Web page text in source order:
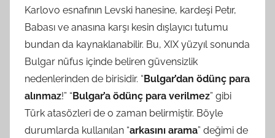
Karlovo esnafının Levski hanesine, kardeşi Petır,
Babası ve anasına karşı kesin dışlayıcı tutumu
bundan da kaynaklanabilir. Bu, XIX yüzyıl sonunda
Bulgar nüfus içinde beliren güvensizlik
nedenlerinden de birisidir. “ Bulgar’dan ödünç para
alınmaz!” “ Bulgar’a ödünç para verilmez” gibi
Türk atasözleri de o zaman belirmiştir. Böyle
durumlarda kullanılan “arkasını arama” değimi de